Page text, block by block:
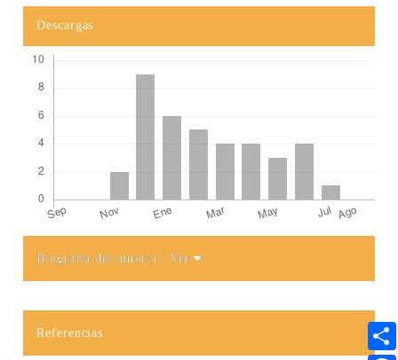
Descargas
Biografía del autor/a/ Ver
Referencias